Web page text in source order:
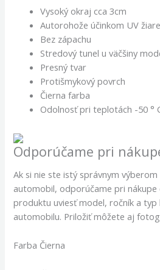
Vysoký okraj cca 3cm
Autorohože účinkom UV
Bez zápachu
Stredový tunel u väčšiny
Presný tvar
Protišmykový povrch
Čierna farba
Odolnosť pri teplotách -50 °
Odporúčame pri
Ak si nie ste istý správnym
automobil, odporúčame pri nákupe
produktu uviesť model, ročník a typ
automobilu. Priložiť môžete aj
Farba Čierna